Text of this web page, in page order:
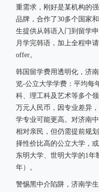
重需求，刚好是某机构的
品牌，合作了30多个国家
生提供从韩语入门到留学
月学完韩语，加上全程申
offer。
韩国留学费用透明化，济
览-公立大学学费：平均每
科、理工科及艺术等多个
万元人民币，因专业差异
学专业可能更高。对济南
相对亲民，但仍需提前规
择性价比高的公立大学，
东明大学、世明大学的1年
年）。
警惕黑中介陷阱，济南学